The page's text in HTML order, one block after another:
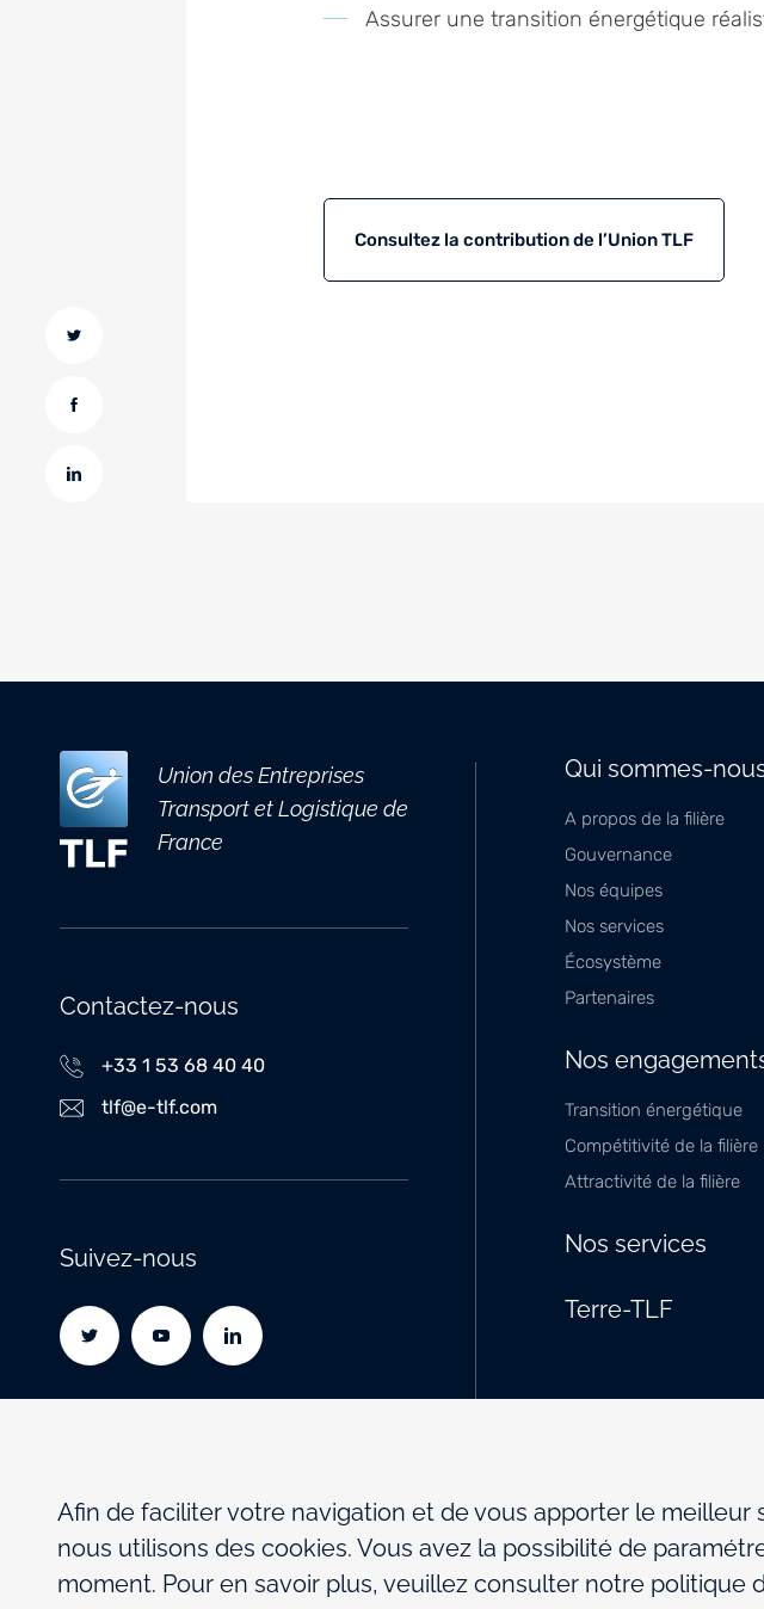
Assurer une transition énergétique
Consultez la contribution de l’Union TLF
Union des Entreprises
Transport et Logistique de
France
Contactez-nous
+33 1 53 68 40 40
tlf@e-tlf.com
Suivez-nous
Qui sommes-
A propos de la filière
Gouvernance
Nos équipes
Nos services
Écosystème
Partenaires
Nos
Transition énergétique
Compétitivité de la filière
Attractivité de la filière
Nos services
Terre-TLF
Afin de faciliter votre navigation et de vous apporter le meilleur
nous utilisons des cookies. Vous avez la possibilité de
moment. Pour en savoir plus, veuillez consulter notre politique